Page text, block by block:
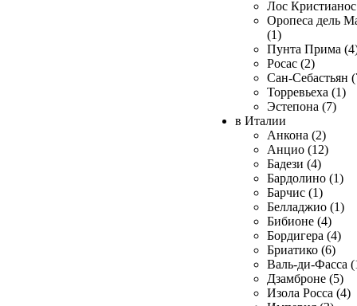
Лос
Оропеса дель
(1)
Пунта Прима
Росас (2)
Сан-Себастьян
Торревьеха (1)
Эстепона (7)
в Италии
Анкона (2)
Анцио (12)
Бадези (4)
Бардолино (1)
Барчис (1)
Белладжио (1)
Бибионе (4)
Бордигера (4)
Бриатико (6)
Валь-ди-Фасса
Дзамброне (5)
Изола Росса (4)